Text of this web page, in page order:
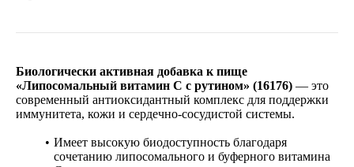
Биологически активная добавка к пище
«Липосомальный витамин С с рутином» (16176) — это
современный антиоксидантный комплекс для поддержки
иммунитета, кожи и сердечно-сосудистой системы.
Имеет высокую биодоступность благодаря
сочетанию липосомального и буферного витамина